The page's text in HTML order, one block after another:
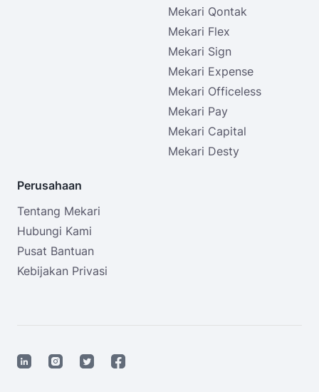
Mekari Qontak
Mekari Flex
Mekari Sign
Mekari Expense
Mekari Officeless
Mekari Pay
Mekari Capital
Mekari Desty
Perusahaan
Tentang Mekari
Hubungi Kami
Pusat Bantuan
Kebijakan Privasi